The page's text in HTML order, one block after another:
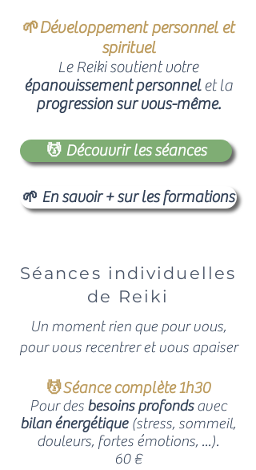
🌱Développement personnel et
spirituel
Le Reiki soutient votre
épanouissement personnelet la
progression sur vous-même.
💆 Découvrir les séances
🌱 En savoir + sur les formations
Séances individuelles
de Reiki
Un moment rien que pour vous,
pour vous recentrer et vous apaiser
💆Séance complète 1h30
Pour des besoins profondsavec
bilan énergétique(stress, sommeil,
douleurs, fortes émotions, ...).
60 €